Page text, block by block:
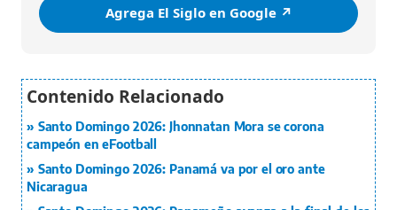
Agrega El Siglo en Google ↗️
Santo Domingo 2026: Jhonnatan Mora se corona
campeón en eFootball
Santo Domingo 2026: Panamá va por el oro ante
Nicaragua